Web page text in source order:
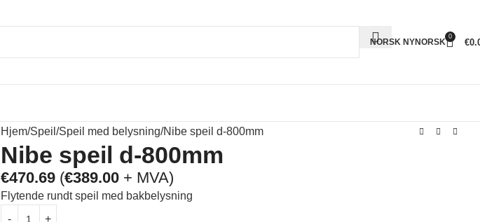
NORSK NYNORSK
0
€
Hjem Speil Speil med belysning Nibe speil d-800mm
Nibe speil d-800mm
€470.69 (€389.00 + MVA)
Flytende rundt speil med bakbelysning